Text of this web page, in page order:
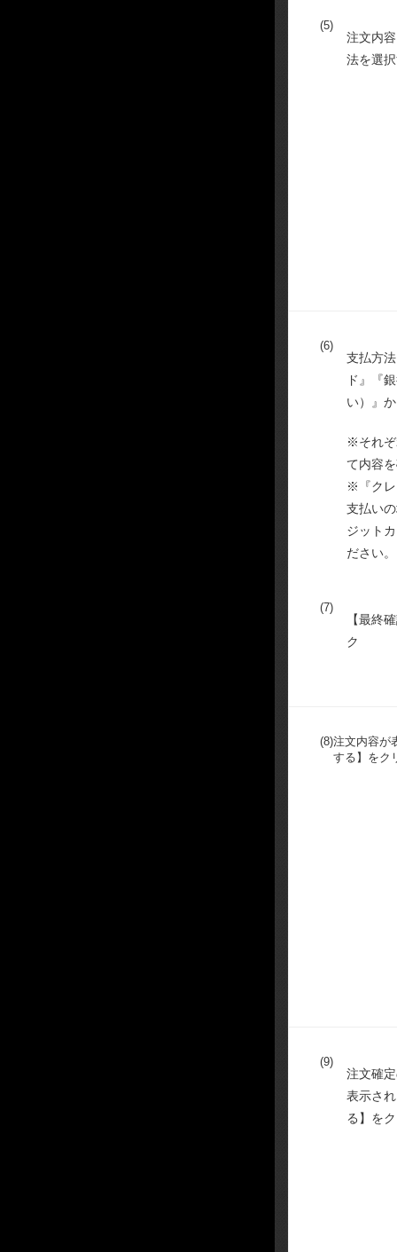
(5)
注文内
法を選
(6)
支払方
ド』『
い）』
※それぞ
て内容
※『クレ
支払い
ジット
ださい。
(7)
【最終
ク
(8)注文内容が
する】をク
(9)
注文確
表示さ
る】を